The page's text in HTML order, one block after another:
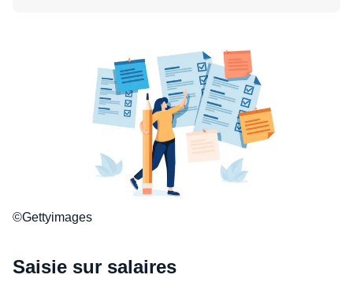
©Gettyimages
Saisie sur salaires